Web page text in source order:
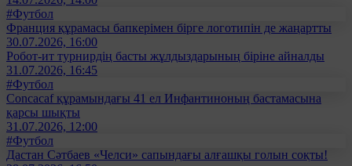
#Футбол
Франция құрамасы бапкерімен бірге логотипін де жаңартты
30.07.2026, 16:00
Робот-ит турнирдің басты жұлдыздарының біріне айналды
31.07.2026, 16:45
#Футбол
Concacaf құрамындағы 41 ел Инфантиноның бастамасына
қарсы шықты
31.07.2026, 12:00
#Футбол
Дастан Сәтбаев «Челси» сапындағы алғашқы голын соқты!